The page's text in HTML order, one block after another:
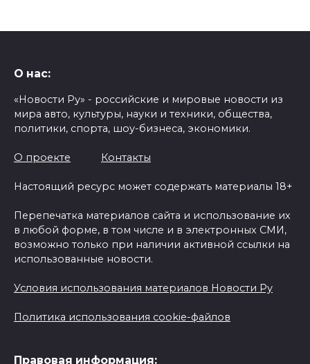
О нас:
«Новости Ру» - российские и мировые новости из
мира авто, культуры, науки и техники, общества,
политики, спорта, шоу-бизнеса, экономики.
О проекте Контакты
Настоящий ресурс может содержать материалы 18+
Перепечатка материалов сайта и использование их
в любой форме, в том числе и в электронных СМИ,
возможно только при наличии активной ссылки на
использованные новости.
Условия использования материалов Новости Ру
Политика использования cookie-файлов
Правовая информация: